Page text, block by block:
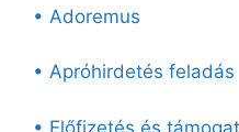
• Adoremus
• Apróhirdetés feladás
• Előfizetés és